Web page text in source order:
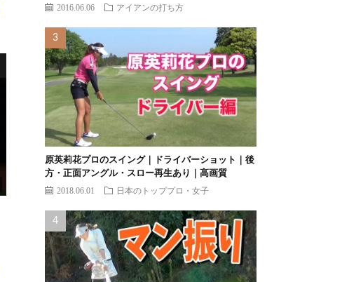
2016.06.06 アイアンの打ち方
原英莉花プロのスイング｜ドライバーショット｜後
方・正面アングル・スロー再生あり｜高画質
2018.06.01 日本のトッププロ・女子